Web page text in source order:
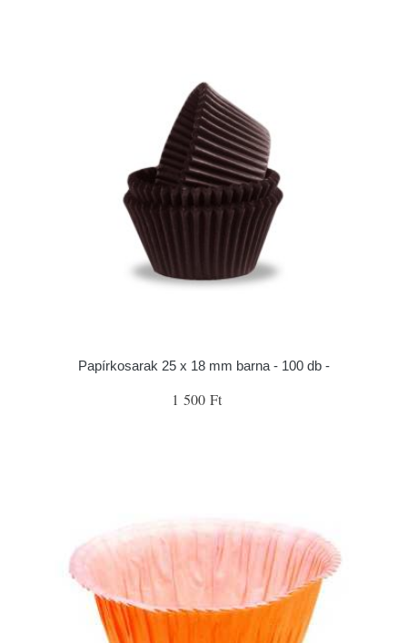
Papírkosarak 25 x 18 mm barna - 100 db -
1 500 Ft